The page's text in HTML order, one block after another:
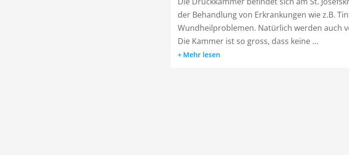
der Behandlung von Erkrankungen wie z.B.
Wundheilproblemen. Natürlich werden auch
Die Kammer ist so gross, dass keine ...
Mehr lesen